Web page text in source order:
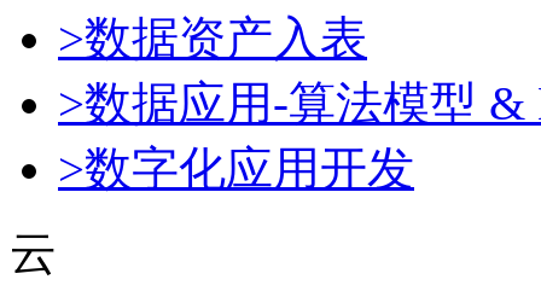
>数据资产入表
>数据应用-算法模型 &
>数字化应用开发
云